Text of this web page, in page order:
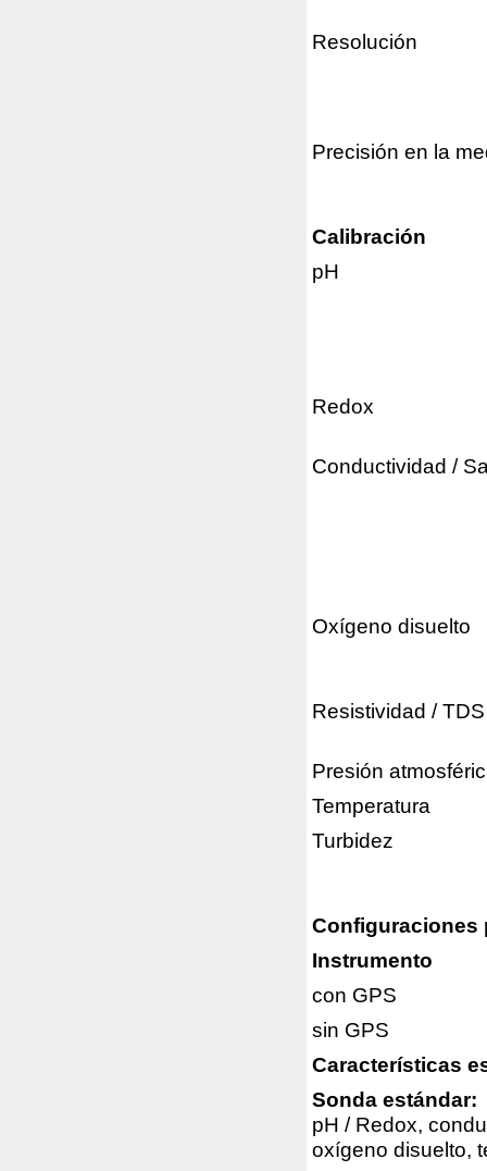
Resolución
Precisión en la
Calibración
pH
Redox
Conductividad /
Oxígeno disuelto
Resistividad / TDS
Presión
Temperatura
Turbidez
Configuraciones
Instrumento
con GPS
sin GPS
Características
Sonda estándar:
pH / Redox,
oxígeno disuelto,